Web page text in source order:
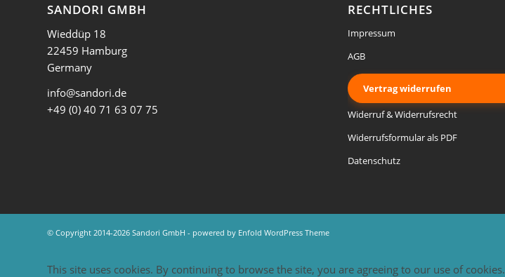
SANDORI GMBH
Wieddüp 18
22459 Hamburg
Germany
info@sandori.de
+49 (0) 40 71 63 07 75
RECHTLICHES
Impressum
AGB
Vertrag widerrufen
Widerruf & Widerrufsrecht
Widerrufsformular als PDF
Datenschutz
© Copyright 2014-2026 Sandori GmbH - powered by Enfold WordPress Theme
This site uses cookies. By continuing to browse the site, you are agreeing to our use of cookies.